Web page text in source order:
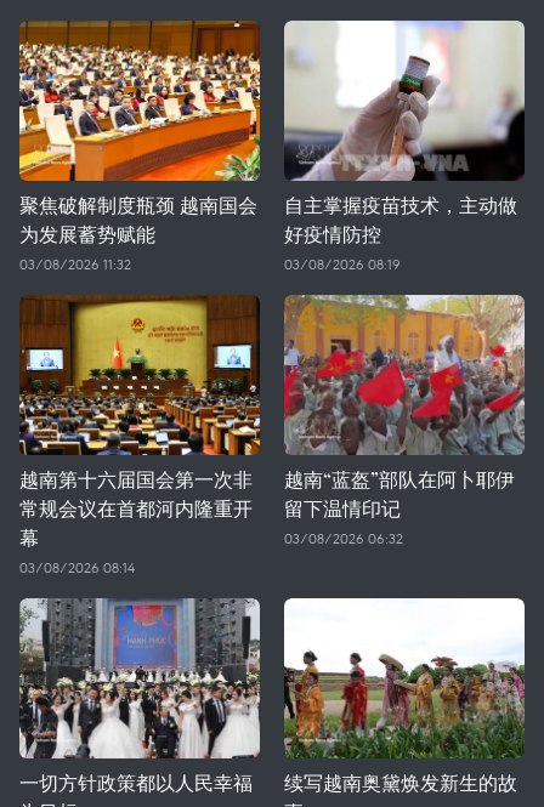
聚焦破解制度瓶颈 越南国会
为发展蓄势赋能
03/08/2026 11:32
自主掌握疫苗技术，主动做
好疫情防控
03/08/2026 08:19
越南第十六届国会第一次非
常规会议在首都河内隆重开
幕
03/08/2026 08:14
越南“蓝盔”部队在阿卜耶伊
留下温情印记
03/08/2026 06:32
一切方针政策都以人民幸福
续写越南奥黛焕发新生的故